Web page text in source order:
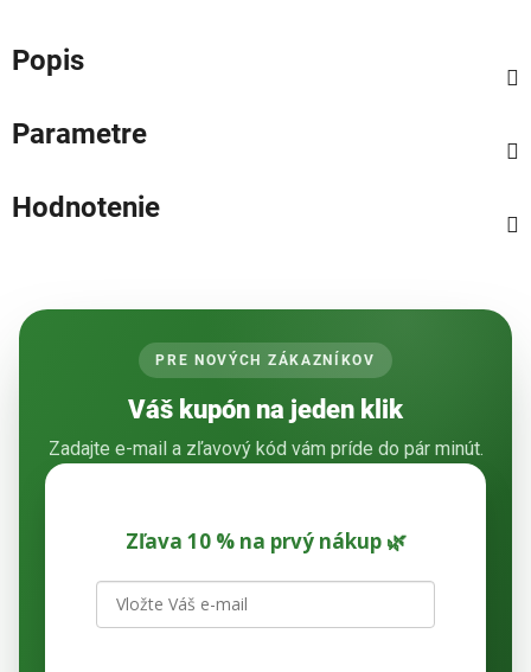
Popis
Parametre
Hodnotenie
PRE NOVÝCH ZÁKAZNÍKOV
Váš kupón na jeden klik
Zadajte e-mail a zľavový kód vám príde do pár minút.
Zľava 10 % na prvý nákup 🌿